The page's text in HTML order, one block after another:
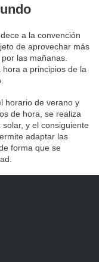
a la convención
de aprovechar más
las mañanas.
a principios de la
horario de verano y
de hora, se realiza
y el consiguiente
adaptar las
forma que se